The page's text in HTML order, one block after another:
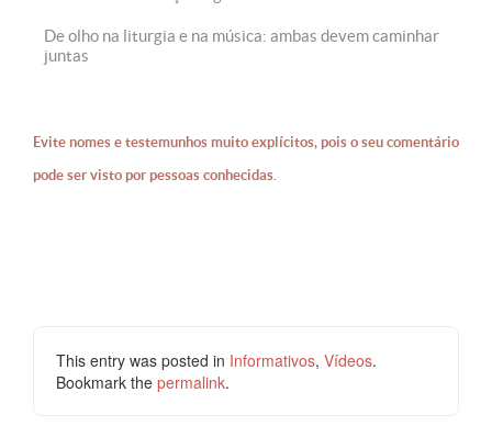
De olho na liturgia e na música: ambas devem caminhar
juntas
Evite nomes e testemunhos muito explícitos, pois o seu comentário
pode ser visto por pessoas conhecidas.
This entry was posted in Informativos, Vídeos.
Bookmark the permalink.